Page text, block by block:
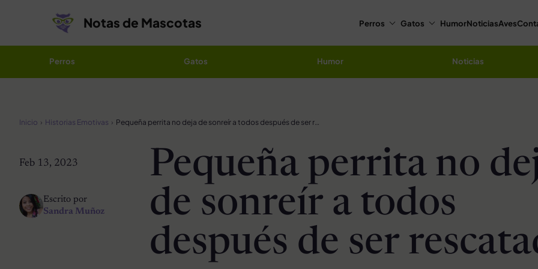
Notas de Mascotas Perros Gatos HumorNoticiasAves
Perros Gatos Humor Noticias
Inicio Historias Emotivas Pequeña perrita no deja de sonreír a todos después de ser rescatada
Feb 13, 2023
Escrito por
Sandra Muñoz
Pequeña perrita no
de sonreír a todos
después de ser